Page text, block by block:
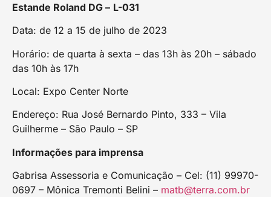
Estande Roland DG – L-031
Data: de 12 a 15 de julho de 2023
Horário: de quarta à sexta – das 13h às 20h – sábado
das 10h às 17h
Local: Expo Center Norte
Endereço: Rua José Bernardo Pinto, 333 – Vila
Guilherme – São Paulo – SP
Informações para imprensa
Gabrisa Assessoria e Comunicação – Cel: (11) 99970-
0697 – Mônica Tremonti Belini – matb@terra.com.br